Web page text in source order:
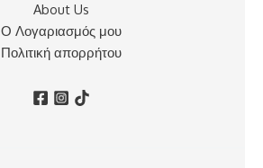
About Us
Ο Λογαριασμός μου
Πολιτική απορρήτου